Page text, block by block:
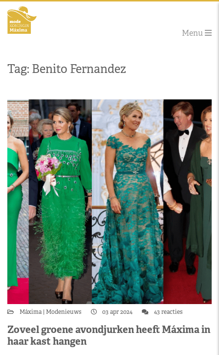
Menu
Tag: Benito Fernandez
Máxima Modenieuws 03 apr 2024 43 reacties
Zoveel groene avondjurken heeft Máxima in
haar kast hangen